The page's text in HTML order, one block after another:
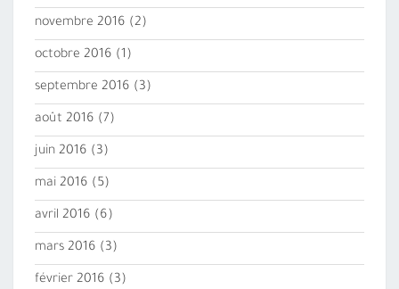
novembre 2016 (2)
octobre 2016 (1)
septembre 2016 (3)
août 2016 (7)
juin 2016 (3)
mai 2016 (5)
avril 2016 (6)
mars 2016 (3)
février 2016 (3)